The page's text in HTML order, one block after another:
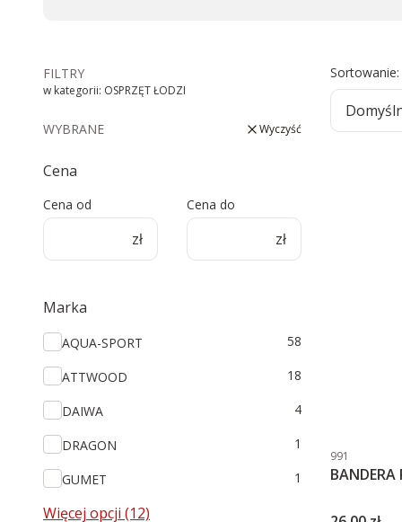
FILTRY
w kategorii: OSPRZĘT ŁODZI
WYBRANE Wyczyść
Cena
Cena od
zł
Cena do
zł
Marka
Marka
AQUA-SPORT 58
ATTWOOD 18
DAIWA 4
DRAGON 1
GUMET 1
Więcej opcji (12)
Lista
Sortowanie:
Kod produktu
991
BANDERA